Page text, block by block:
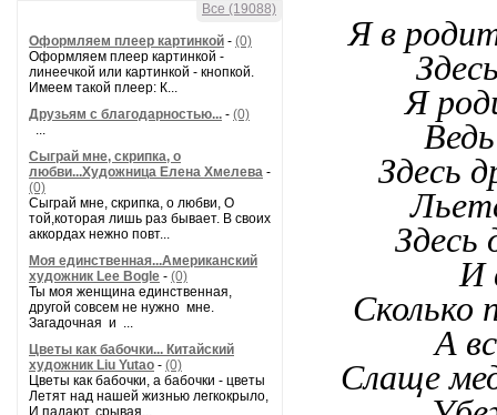
Все (19088)
Оформляем плеер картинкой - (0)
Оформляем плеер картинкой -
линеечкой или картинкой - кнопкой.
Имеем такой плеер: К...
Друзьям с благодарностью... - (0)
...
Сыграй мне, скрипка, о
любви...Художница Елена Хмелева -
(0)
Сыграй мне, скрипка, о любви, О
той,которая лишь раз бывает. В своих
аккордах нежно повт...
Моя единственная...Американский
художник Lee Bogle - (0)
Ты моя женщина единственная,
другой совсем не нужно мне.
Загадочная и ...
Цветы как бабочки... Китайский
художник Liu Yutao - (0)
Цветы как бабочки, а бабочки - цветы
Летят над нашей жизнью легкокрыло,
И падают, срывая...
Я в
Я
Здесь
Здесь
И
Сколько
А
Слаще